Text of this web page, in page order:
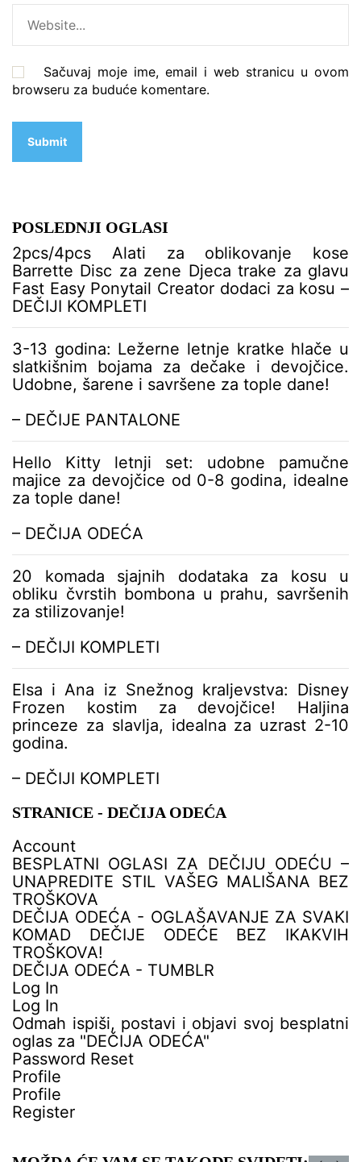
Sačuvaj moje ime, email i web stranicu u ovom
browseru za buduće komentare.
POSLEDNJI OGLASI
2pcs/4pcs Alati za oblikovanje kose
Barrette Disc za zene Djeca trake za glavu
Fast Easy Ponytail Creator dodaci za kosu –
DEČIJI KOMPLETI
3-13 godina: Ležerne letnje kratke hlače u
slatkišnim bojama za dečake i devojčice.
Udobne, šarene i savršene za tople dane!
– DEČIJE PANTALONE
Hello Kitty letnji set: udobne pamučne
majice za devojčice od 0-8 godina, idealne
za tople dane!
– DEČIJA ODEĆA
20 komada sjajnih dodataka za kosu u
obliku čvrstih bombona u prahu, savršenih
za stilizovanje!
– DEČIJI KOMPLETI
Elsa i Ana iz Snežnog kraljevstva: Disney
Frozen kostim za devojčice! Haljina
princeze za slavlja, idealna za uzrast 2-10
godina.
– DEČIJI KOMPLETI
STRANICE - DEČIJA ODEĆA
Account
BESPLATNI OGLASI ZA DEČIJU ODEĆU –
UNAPREDITE STIL VAŠEG MALIŠANA BEZ
TROŠKOVA
DEČIJA ODEĆA - OGLAŠAVANJE ZA SVAKI
KOMAD DEČIJE ODEĆE BEZ IKAKVIH
TROŠKOVA!
DEČIJA ODEĆA - TUMBLR
Log In
Log In
Odmah ispiši, postavi i objavi svoj besplatni
oglas za "DEČIJA ODEĆA"
Password Reset
Profile
Profile
Register